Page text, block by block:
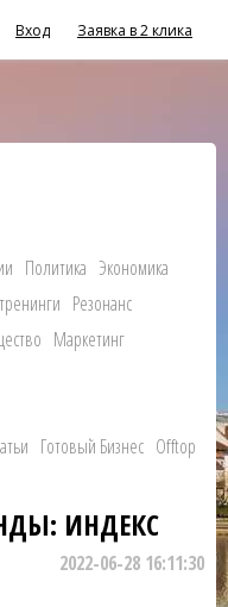
Вход Заявка в 2 клика
Политика Экономика
Резонанс
Маркетинг
Готовый Бизнес Offtop
ИНДЕКС
2022-06-28 16:11:30